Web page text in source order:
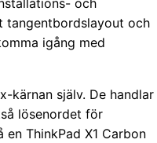
tangentbordslayout och
igång med
kärnan själv. De handlar
lösenordet för
ThinkPad X1 Carbon